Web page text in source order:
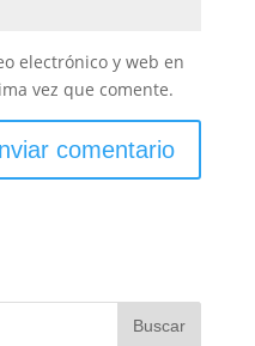
electrónico y web en
vez que comente.